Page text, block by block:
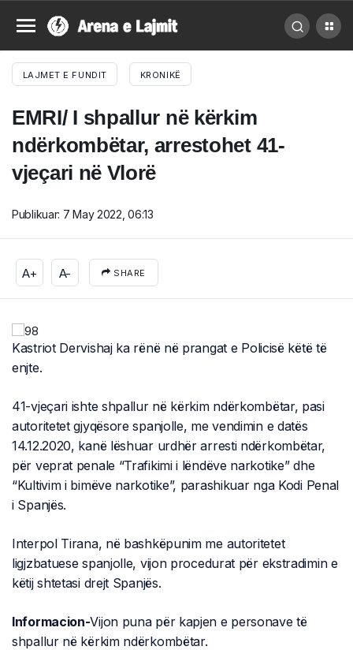
LAJMET E FUNDIT KRONIKË
EMRI/ I shpallur në kërkim
ndërkombëtar, arrestohet 41-
vjeçari në Vlorë
Publikuar: 7 May 2022, 06:13
A+ A- SHARE
Kastriot Dervishaj ka rënë në prangat e Policisë këtë të
enjte.
41-vjeçari ishte shpallur në kërkim ndërkombëtar, pasi
autoritetet gjyqësore spanjolle, me vendimin e datës
14.12.2020, kanë lëshuar urdhër arresti ndërkombëtar,
për veprat penale “Trafikimi i lëndëve narkotike” dhe
“Kultivim i bimëve narkotike”, parashikuar nga Kodi Penal
i Spanjës.
Interpol Tirana, në bashkëpunim me autoritetet
ligjzbatuese spanjolle, vijon procedurat për ekstradimin e
këtij shtetasi drejt Spanjës.
Informacion-Vijon puna për kapjen e personave të
shpallur në kërkim ndërkombëtar.